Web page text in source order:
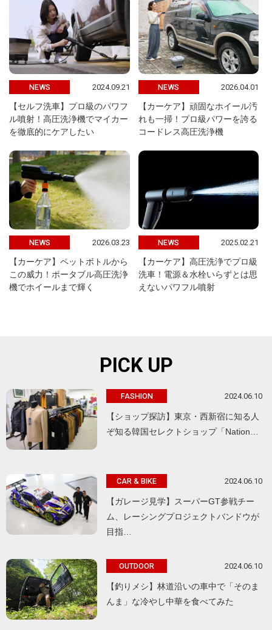
NEWS 2024.09.21
【セルフ洗車】プロ級のパワフ
ル噴射！高圧洗浄機でマイカー
を徹底的にケアしたい
NEWS 2026.04.01
【カーケア】頑固なホイール汚
れも一掃！プロ級パワーを誇る
コードレス高圧洗浄機
NEWS 2026.03.23
【カーケア】ペットボトルから
この威力！ポータブル高圧洗浄
機でホイールまで輝く
NEWS 2025.02.21
【カーケア】高圧洗浄でプロ級
洗車！電源＆水栓いらずとは思
えないパワフル噴射
PICK UP
FASHION 2024.06.10
【ショップ探訪】東京・西新宿に知る人
ぞ知る韓国セレクトショップ「Nation…
CAR & BIKE 2024.06.10
【ガレージ見学】スーパーGT参戦チー
ム、レーシングプロジェクトバンドウが
目指…
OUTDOOR 2024.06.10
【釣りメシ】林道沿いの車中で「そのま
んま」な冷やし中華を食べてみた